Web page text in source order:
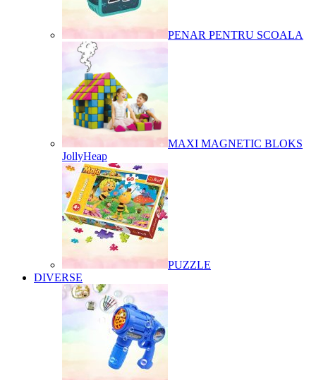
PENAR PENTRU SCOALA
MAXI MAGNETIC BLOKS
JollyHeap
PUZZLE
DIVERSE